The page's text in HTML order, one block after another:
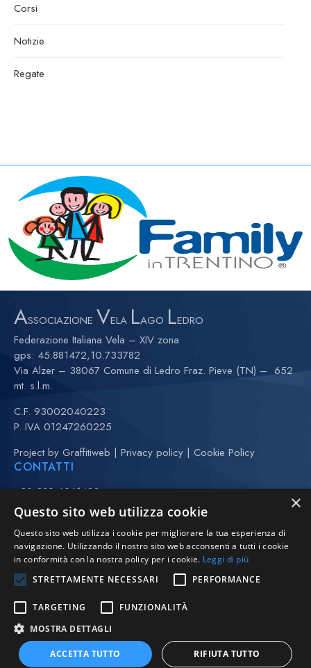
Corsi
Notizie
Regate
ASSOCIAZIONE VELA LAGO LEDRO
Federazione Italiana Vela – XIV zona
gps: 45.881472,10.733782
Via Alzer – 38067 Comune di Ledro Fraz. Pieve (TN) – 652
mt. s.l.m.
C.F. 93002040223
P. IVA 01247260225
Project by Graffitiweb | Privacy policy | Cookie Policy
CONTATTI
+39 389 6261480
+39 370 3443323 (Anna)
(maggio-settembre)
vela@avll.it
regate@avll.it
scuolavela@avll.it
×
Questo sito web utilizza cookie
Questo sito web utilizza i cookie per migliorare la tua esperienza di
navigazione. Utilizzando il nostro sito web acconsenti a tutti i cookie
in conformità con la nostra policy per i cookie. Leggi di più
STRETTAMENTE NECESSARI
PERFORMANCE
TARGETING
FUNZIONALITÀ
MOSTRA DETTAGLI
ACCETTA TUTTO RIFIUTA TUTTO